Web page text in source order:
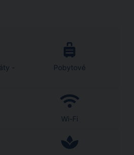
-
Pobytové
Wi-Fi